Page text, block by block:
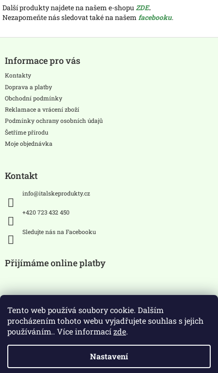
Tento web používá soubory cookie. Dalším
procházením tohoto webu vyjadřujete souhlas s jejich
používáním.. Více informacízde.
Nastavení
Další produkty najdete na našem e-shopu ZDE.
Nezapomeňte nás sledovat také na našem facebooku.
pInformace pro vás
Kontakty
Doprava a platby
Obchodní podmínky
Reklamace a vrácení zboží
Podmínky ochrany osobních údajů
Šetříme přírodu
Moje objednávka
Kontakt
info@italskeprodukty.cz
+420 723 432 450
Sledujte nás na Facebooku
Přijímáme online platby
Zákaz prodeje alkoholických
nápojů osobám mladších 18 let.